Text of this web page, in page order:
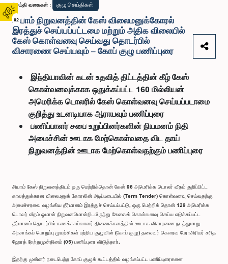
02
செய்தி வகைகள் : குழு செய்திகள்
சியாம் நிறுவனத்தின் கேஸ் விலைமனுக்கோரல்
இரத்துச் செய்யப்பட்டமை மற்றும் அதிக விலையில்
கேஸ் கொள்வனவு செய்வது தொடர்பில்
விசாரணை செய்யவும் – கோப் குழு பணிப்புரை
இந்தியாவின் கடன் உதவித் திட்டத்தின் கீழ் கேஸ்
கொள்வனவுக்காக ஒதுக்கப்பட்ட 160 மில்லியன்
அமெரிக்க டொலரில் கேஸ் கொள்வனவு செய்யப்படாமை
குறித்து உடனடியாக ஆராயவும் பணிப்புரை
பணிப்பாளர் சபை உறுப்பினர்களின் நியமனம் நிதி
அமைச்சின் ஊடாக மேற்கொள்வதை விட தாய்
நிறுவனத்தின் ஊடாக மேற்கொள்வதற்கும் பணிப்புரை
சியாம் கேஸ் நிறுவனத்திடம் ஒரு மெற்றிக்தொன் கேஸ் 96 அமெரிக்க டொலர் வீதம் குறிப்பிட்ட
காலத்துக்கான விலைமனுக் கோரலின் அடிப்படையில் (Term Tender) கொள்வனவு செய்வதற்கு
அமைச்சரவை வழங்கிய தீர்மானம் இரத்துச் செய்யப்பட்டு, ஒரு மெற்றிக் தொன் 129 அமெரிக்க
டொலர் வீதம் ஓமான் நிறுவனமொன்றிடமிருந்து கேஸைக் கொள்வனவு செய்ய எடுக்கப்பட்ட
தீர்மானம் தொடர்பில் கணக்காய்வாளர் திணைக்களத்தின் ஊடாக விசாரணை நடத்துமாறு
அரசாங்கப் பொறுப்பு முயற்சிகள் பற்றிய குழுவின் (கோப் குழு) தலைவர் கௌரவ பேராசிரியர் சரித
ஹேரத் நேற்றுமுன்தினம் (05) பணிப்புரை விடுத்தார்.
இதற்கு முன்னர் நடைபெற்ற கோப் குழுக் கூட்டத்தில் வழங்கப்பட்ட பணிப்புரைகளை